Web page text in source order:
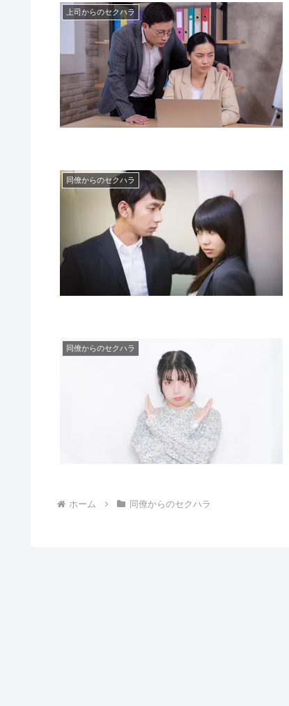
上司からのセクハラ
同僚からのセクハラ
同僚からのセクハラ
ホーム 同僚からのセクハラ